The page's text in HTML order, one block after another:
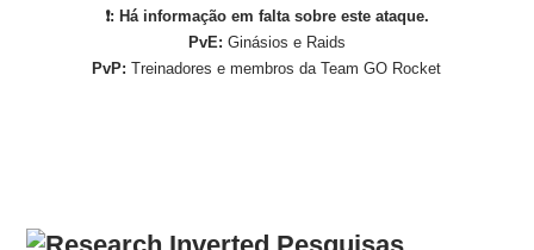
❗: Há informação em falta sobre este ataque.
PvE: Ginásios e Raids
PvP: Treinadores e membros da Team GO Rocket